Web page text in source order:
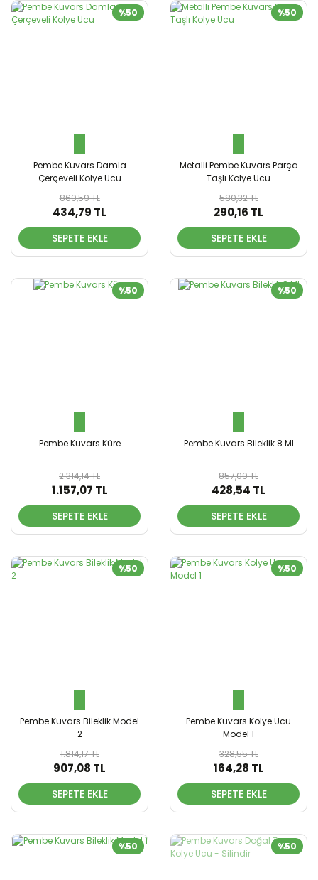
%50
Pembe Kuvars Damla
Çerçeveli Kolye Ucu
869,59 TL
434,79 TL
SEPETE EKLE
%50
Metalli Pembe Kuvars Parça
Taşlı Kolye Ucu
580,32 TL
290,16 TL
SEPETE EKLE
%50
Pembe Kuvars Küre
2.314,14 TL
1.157,07 TL
SEPETE EKLE
%50
Pembe Kuvars Bileklik 8 Ml
857,09 TL
428,54 TL
SEPETE EKLE
%50
Pembe Kuvars Bileklik Model
2
1.814,17 TL
907,08 TL
SEPETE EKLE
%50
Pembe Kuvars Kolye Ucu
Model 1
328,55 TL
164,28 TL
SEPETE EKLE
%50 %50